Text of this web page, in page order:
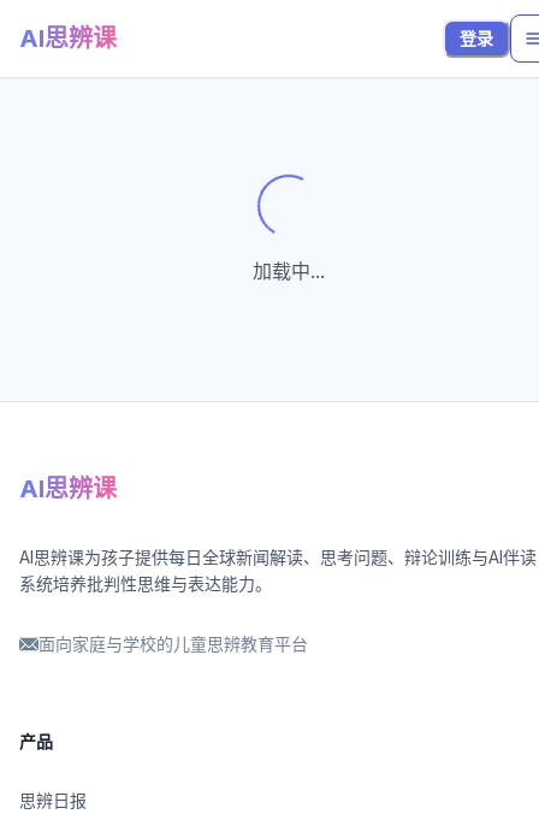
AI思辨课 登录
Loading...
加载中...
AI思辨课
AI思辨课为孩子提供每日全球新闻解读、思考问题、辩论训练与AI伴
系统培养批判性思维与表达能力。
面向家庭与学校的儿童思辨教育平台
产品
思辨日报